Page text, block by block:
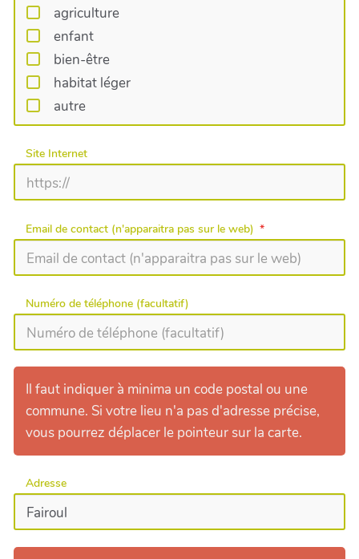
agriculture
enfant
bien-être
habitat léger
autre
Site Internet
Email de contact (n'apparaitra pas sur le web)
Numéro de téléphone (facultatif)
Il faut indiquer à minima un code postal ou une
commune. Si votre lieu n'a pas d'adresse précise,
vous pourrez déplacer le pointeur sur la carte.
Adresse